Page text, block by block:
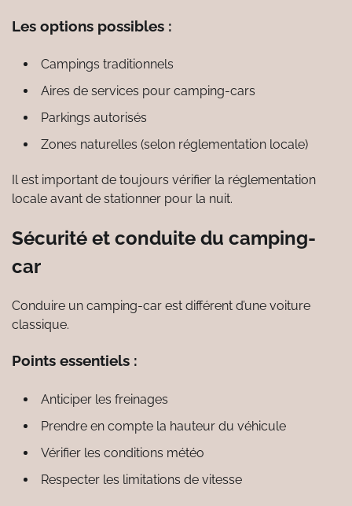
Les options possibles :
Campings traditionnels
Aires de services pour camping-cars
Parkings autorisés
Zones naturelles (selon réglementation locale)
Il est important de toujours vérifier la réglementation
locale avant de stationner pour la nuit.
Sécurité et conduite du camping-
car
Conduire un camping-car est différent d’une voiture
classique.
Points essentiels :
Anticiper les freinages
Prendre en compte la hauteur du véhicule
Vérifier les conditions météo
Respecter les limitations de vitesse